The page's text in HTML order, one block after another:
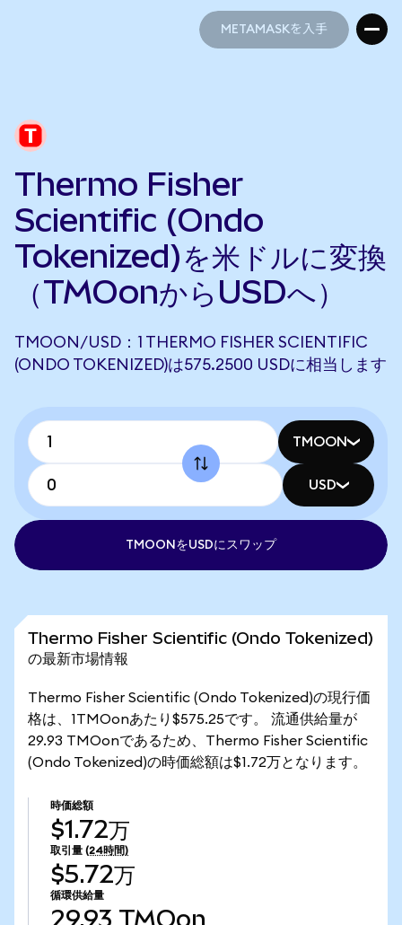
METAMASKを入手
Thermo Fisher
Scientific (Ondo
Tokenized)を米ドルに変換
（TMOonからUSDへ）
TMOON/USD：1 THERMO FISHER SCIENTIFIC
(ONDO TOKENIZED)は575.2500 USDに相当します
TMOON
USD
TMOONをUSDにスワップ
Thermo Fisher Scientific (Ondo Tokenized)
の最新市場情報
Thermo Fisher Scientific (Ondo Tokenized)の現行価
格は、1TMOonあたり$575.25です。 流通供給量が
29.93 TMOonであるため、Thermo Fisher Scientific
(Ondo Tokenized)の時価総額は$1.72万となります。
時価総額
$1.72万
取引量 (24時間)
$5.72万
循環供給量
29.93 TMOon